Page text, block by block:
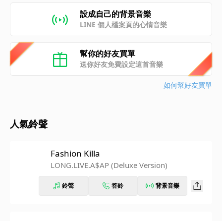
設成自己的背景音樂
LINE 個人檔案頁的心情音樂
幫你的好友買單
送你好友免費設定這首音樂
如何幫好友買單
人氣鈴聲
Fashion Killa
LONG.LIVE.A$AP (Deluxe Version)
鈴聲 答鈴 背景音樂